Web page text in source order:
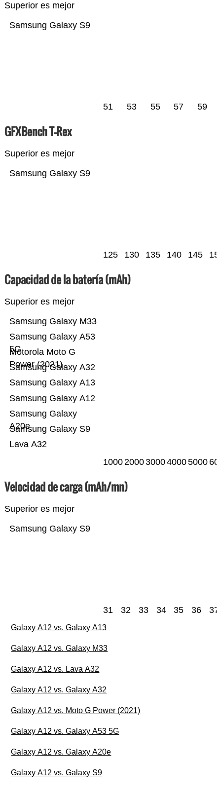
Superior es mejor
Samsung Galaxy S9
51 53 55 57 59
GFXBench T-Rex
Superior es mejor
Samsung Galaxy S9
125 130 135 140 145
Capacidad de la batería (mAh)
Superior es mejor
Lava A32
Samsung Galaxy S9
Samsung Galaxy
A20e
Samsung Galaxy A12
Samsung Galaxy A13
Samsung Galaxy A32
Motorola Moto G
Power (2021)
Samsung Galaxy A53
5G
Samsung Galaxy M33
10002000300040005000
Velocidad de carga (mAh/mn)
Superior es mejor
Samsung Galaxy S9
31 32 33 34 35 36 37
Galaxy A12 vs. Galaxy A13
Galaxy A12 vs. Galaxy M33
Galaxy A12 vs. Lava A32
Galaxy A12 vs. Galaxy A32
Galaxy A12 vs. Moto G Power (2021)
Galaxy A12 vs. Galaxy A53 5G
Galaxy A12 vs. Galaxy A20e
Galaxy A12 vs. Galaxy S9